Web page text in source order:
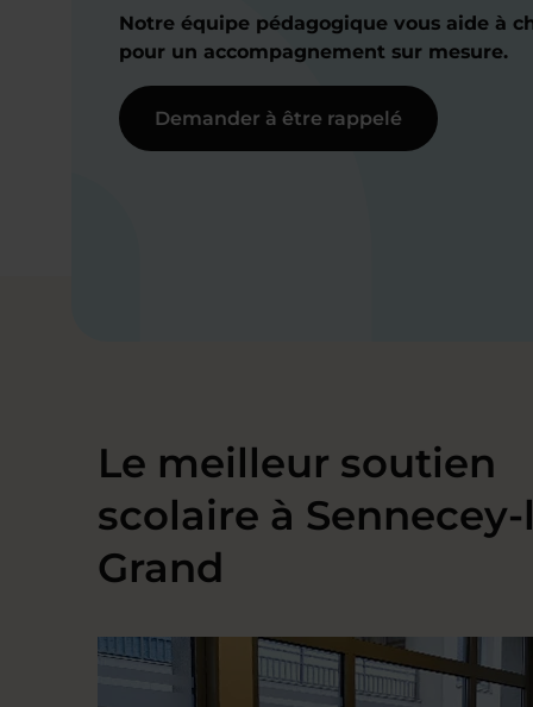
Notre équipe pédagogique vous aide à
pour un accompagnement sur mesure.
Demander à être rappelé
Le meilleur soutien
scolaire à
Grand